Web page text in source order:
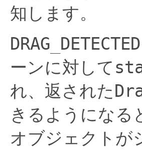
知します。
DRAG_DETECTED
ーンに対して
れ、返された
きるようになる
オブジェクトが